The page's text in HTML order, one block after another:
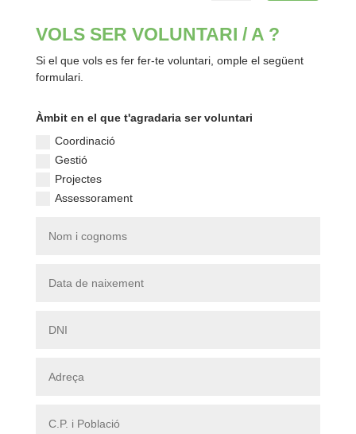
VOLS SER VOLUNTARI / A ?
Si el que vols es fer fer-te voluntari, omple el següent
formulari.
Àmbit en el que t'agradaria ser voluntari
Coordinació
Gestió
Projectes
Assessorament